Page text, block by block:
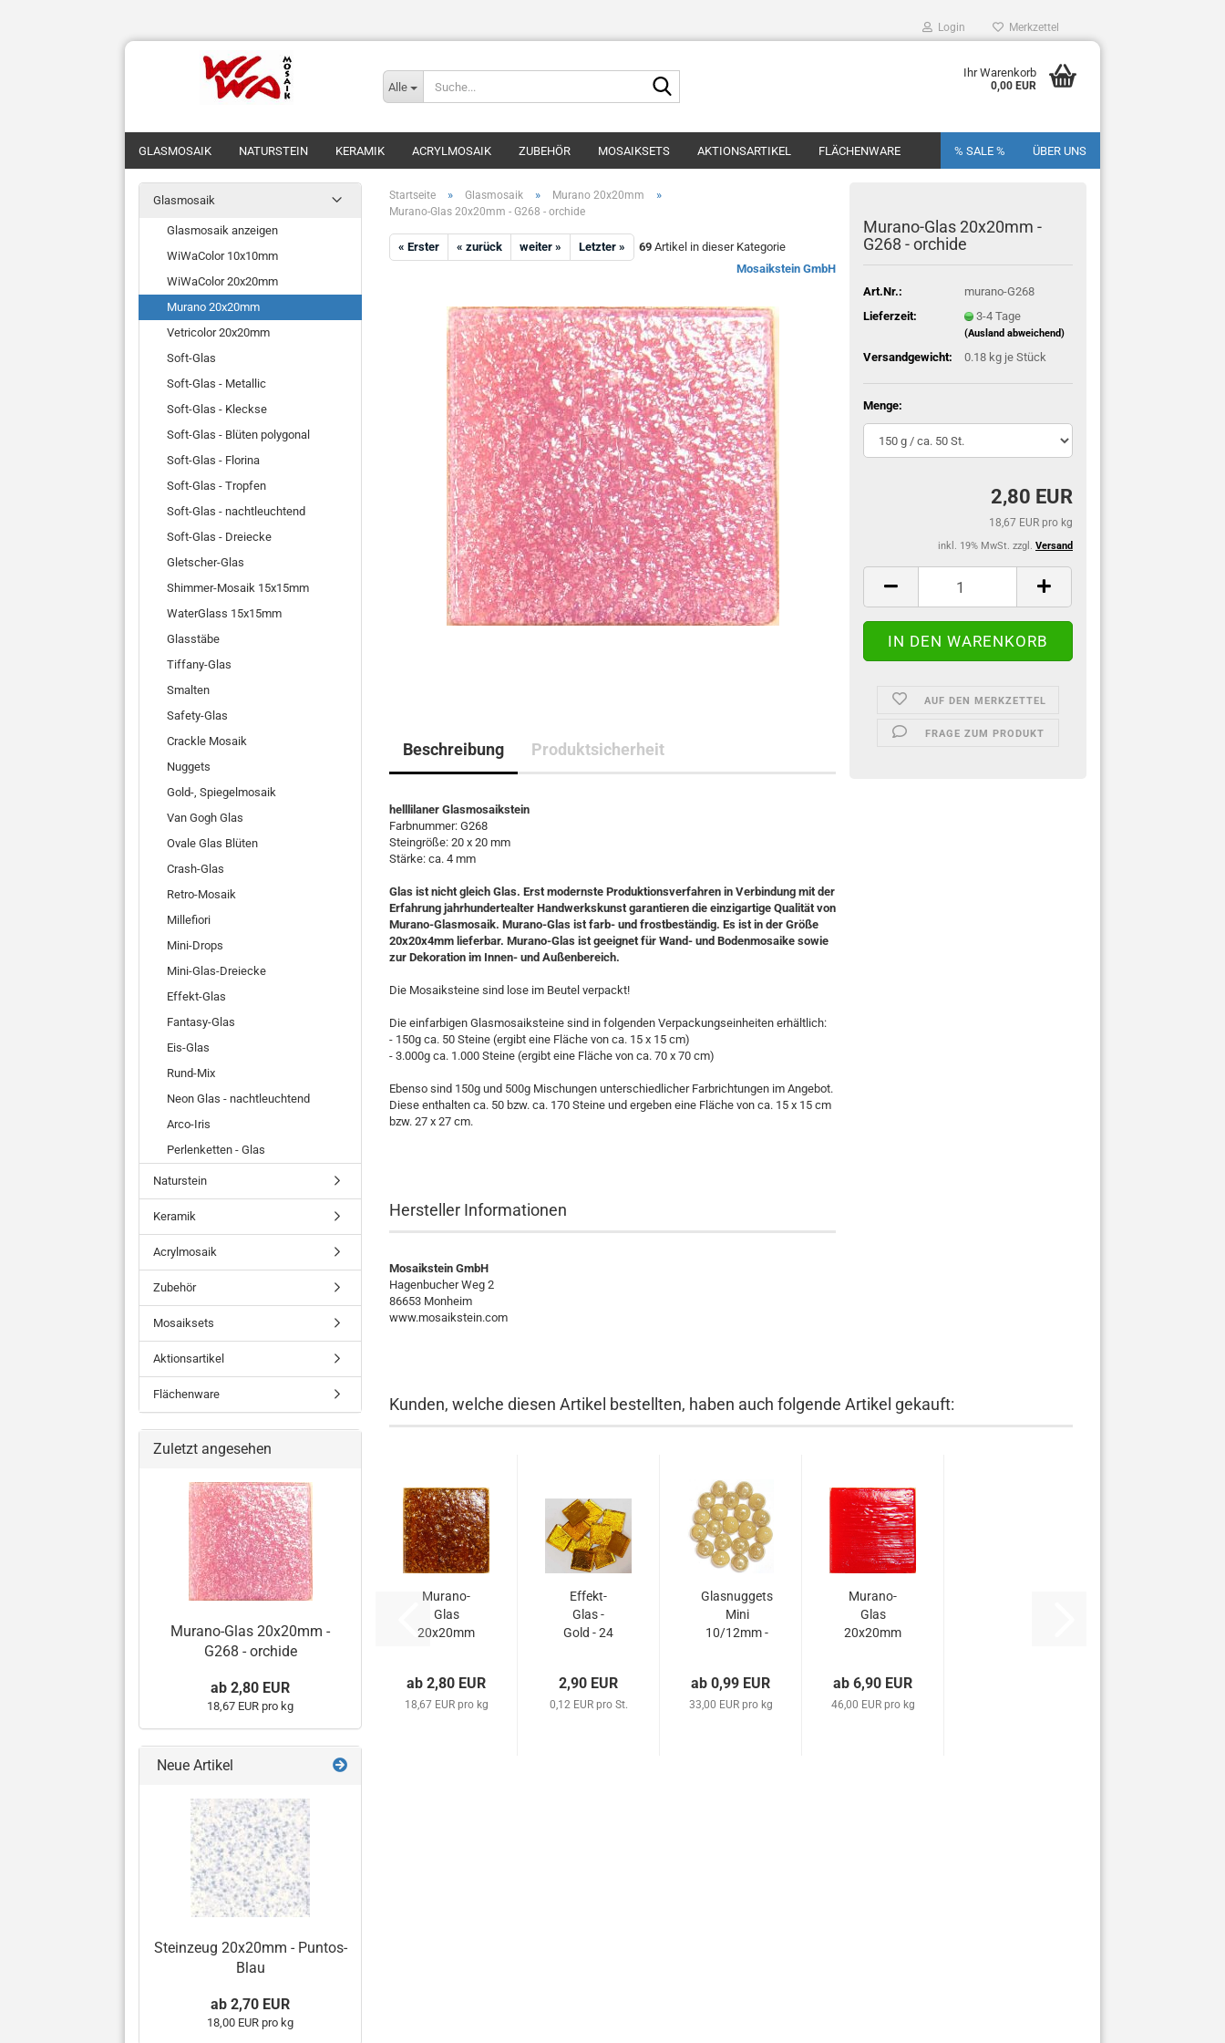
Login Merkzettel
Alle
Ihr Warenkorb
0,00 EUR
GLASMOSAIK NATURSTEIN KERAMIK ACRYLMOSAIK ZUBEHÖR MOSAIKSETS AKTIONSARTIKEL FLÄCHENWARE % SALE % ÜBER UNS
Startseite » Glasmosaik » Murano 20x20mm »
Murano-Glas 20x20mm - G268 - orchide
« Erster « zurück weiter » Letzter » 69 Artikel in dieser Kategorie
Mosaikstein GmbH
Murano-Glas 20x20mm -
G268 - orchide
Art.Nr.:
murano-G268
Lieferzeit:
3-4 Tage
(Ausland abweichend)
Versandgewicht: 0.18kg je Stück
Menge:
2,80 EUR
18,67 EUR pro kg
inkl. 19% MwSt. zzgl. Versand
AUF DEN MERKZETTEL
FRAGE ZUM PRODUKT
Beschreibung Produktsicherheit
helllilaner Glasmosaikstein
Farbnummer: G268
Steingröße: 20 x 20 mm
Stärke: ca. 4 mm
Glas ist nicht gleich Glas. Erst modernste Produktionsver­fahren in Verbindung mit der
Erfahrung jahrhundertealter Handwerks­kunst garantieren die einzig­artige Qualität von
Murano-Glas­mosaik. Murano-Glas ist farb- und frostbeständig. Es ist in der Größe
20x20x4mm lieferbar. Murano-Glas ist geeignet für Wand- und Boden­mosaike sowie
zur Dekoration im Innen- und Außenbereich.
Die Mosaiksteine sind lose im Beutel verpackt!
Die einfarbigen Glasmosaiksteine sind in folgenden Verpackungseinheiten erhältlich:
- 150g ca. 50 Steine (ergibt eine Fläche von ca. 15 x 15 cm)
- 3.000g ca. 1.000 Steine (ergibt eine Fläche von ca. 70 x 70 cm)
Ebenso sind 150g und 500g Mischungen unterschiedlicher Farbrichtungen im Angebot.
Diese enthalten ca. 50 bzw. ca. 170 Steine und ergeben eine Fläche von ca. 15 x 15 cm
bzw. 27 x 27 cm.
Hersteller Informationen
Mosaikstein GmbH
Hagenbucher Weg 2
86653 Monheim
www.mosaikstein.com
Kunden, welche diesen Artikel bestellten, haben auch folgende Artikel gekauft:
Murano-
Glas
20x20mm
ab 2,80 EUR
18,67 EUR pro kg
Effekt-
Glas -
Gold - 24
2,90 EUR
0,12 EUR pro St.
Glasnuggets
Mini
10/12mm -
ab 0,99 EUR
33,00 EUR pro kg
Murano-
Glas
20x20mm
ab 6,90 EUR
46,00 EUR pro kg
Glasmosaik
Glasmosaik anzeigen
WiWaColor 10x10mm
WiWaColor 20x20mm
Murano 20x20mm
Vetricolor 20x20mm
Soft-Glas
Soft-Glas - Metallic
Soft-Glas - Kleckse
Soft-Glas - Blüten polygonal
Soft-Glas - Florina
Soft-Glas - Tropfen
Soft-Glas - nachtleuchtend
Soft-Glas - Dreiecke
Gletscher-Glas
Shimmer-Mosaik 15x15mm
WaterGlass 15x15mm
Glasstäbe
Tiffany-Glas
Smalten
Safety-Glas
Crackle Mosaik
Nuggets
Gold-, Spiegelmosaik
Van Gogh Glas
Ovale Glas Blüten
Crash-Glas
Retro-Mosaik
Millefiori
Mini-Drops
Mini-Glas-Dreiecke
Effekt-Glas
Fantasy-Glas
Eis-Glas
Rund-Mix
Neon Glas - nachtleuchtend
Arco-Iris
Perlenketten - Glas
Naturstein
Keramik
Acrylmosaik
Zubehör
Mosaiksets
Aktionsartikel
Flächenware
Zuletzt angesehen
Murano-Glas 20x20mm -
G268 - orchide
ab 2,80 EUR
18,67 EUR pro kg
Neue Artikel
Steinzeug 20x20mm - Puntos-
Blau
ab 2,70 EUR
18,00 EUR pro kg